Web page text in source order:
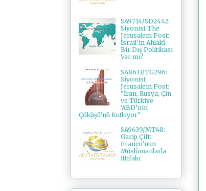
SA9714/SD2442:
Siyonist The
Jerusalem Post:
İsrail'in Ahlakî
Bir Dış Politikası
Var mı?
SA8633/TG296:
Siyonist
Jerusalem Post:
"İran, Rusya, Çin
ve Türkiye
'ABD’nin
Çöküşü'nü Kutluyor"
SA9639/MT48:
Garip Çift:
Franco'nun
Müslümanlarla
İttifakı